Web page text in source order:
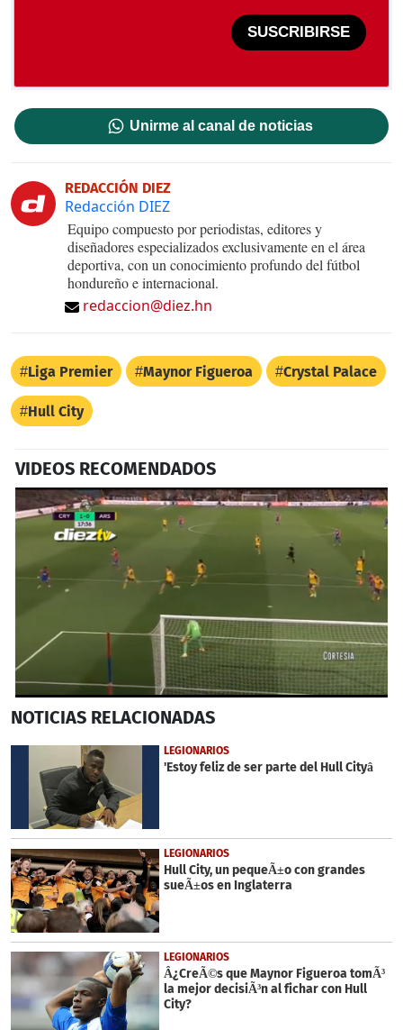
SUSCRIBIRSE
Unirme al canal de noticias
REDACCIÓN DIEZ
Redacción DIEZ
Equipo compuesto por periodistas, editores y
diseñadores especializados exclusivamente en el área
deportiva, con un conocimiento profundo del fútbol
hondureño e internacional.
redaccion@diez.hn
Liga Premier Maynor Figueroa Crystal Palace
Hull City
VIDEOS RECOMENDADOS
seconds
54
NOTICIAS RELACIONADAS
LEGIONARIOS
'Estoy feliz de ser parte del Hull Cityâ
LEGIONARIOS
Hull City, un pequeÃ±o con grandes
sueÃ±os en Inglaterra
LEGIONARIOS
Â¿CreÃ©s que Maynor Figueroa tomÃ³
la mejor decisiÃ³n al fichar con Hull
City?